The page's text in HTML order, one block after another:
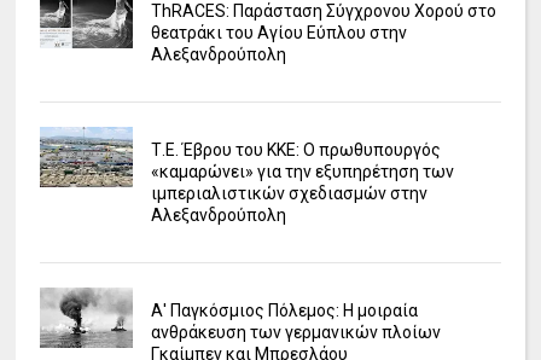
ΤhRACES: Παράσταση Σύγχρονου Χορού στο
θεατράκι του Αγίου Εύπλου στην
Αλεξανδρούπολη
Τ.Ε. Έβρου του ΚΚΕ: Ο πρωθυπουργός
«καμαρώνει» για την εξυπηρέτηση των
ιμπεριαλιστικών σχεδιασμών στην
Αλεξανδρούπολη
Α' Παγκόσμιος Πόλεμος: Η μοιραία
ανθράκευση των γερμανικών πλοίων
Γκαίμπεν και Μπρεσλάου